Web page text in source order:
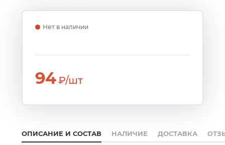
Нет в наличии
94₽/шт
ОПИСАНИЕ И СОСТАВ НАЛИЧИЕ ДОСТАВКА